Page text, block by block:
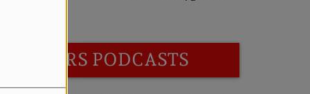
DERNIERS PODCASTS